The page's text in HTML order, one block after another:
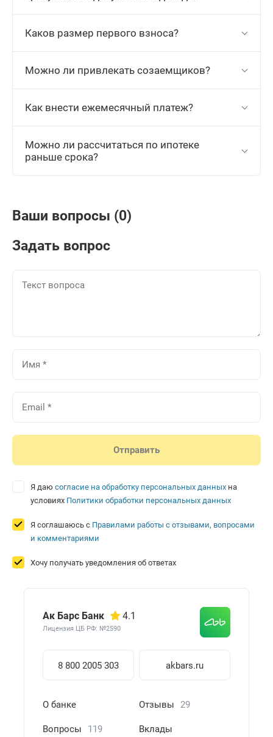
Каков размер первого взноса?
Можно ли привлекать созаемщиков?
Как внести ежемесячный платеж?
Можно ли рассчитаться по ипотеке
раньше срока?
Ваши вопросы (0)
Задать вопрос
Я даю согласие на обработку персональных данных на
условиях Политики обработки персональных данных
Я соглашаюсь с Правилами работы с отзывами, вопросами
и комментариями
Хочу получать уведомления об ответах
Ак Барс Банк 4.1
Лицензия ЦБ РФ: №2590
8 800 2005 303 akbars.ru
О банке Отзывы 29
Вопросы 119 Вклады